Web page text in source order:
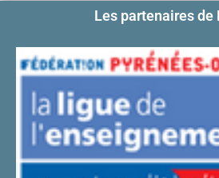
Les partenaires de